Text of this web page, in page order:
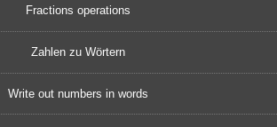
Fractions operations
Zahlen zu Wörtern
Write out numbers in words